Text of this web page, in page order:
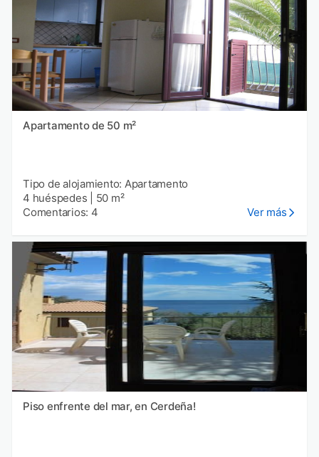
Apartamento de 50 m²
Tipo de alojamiento: Apartamento
4 huéspedes
50 m²
Comentarios: 4
Ver más
Piso enfrente del mar, en Cerdeña!